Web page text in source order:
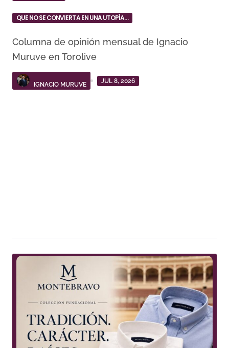
QUE NO SE CONVIERTA EN UNA UTOPÍA…
Columna de opinión mensual de Ignacio
Muruve en Torolive
IGNACIO MURUVE
JUL 8, 2026